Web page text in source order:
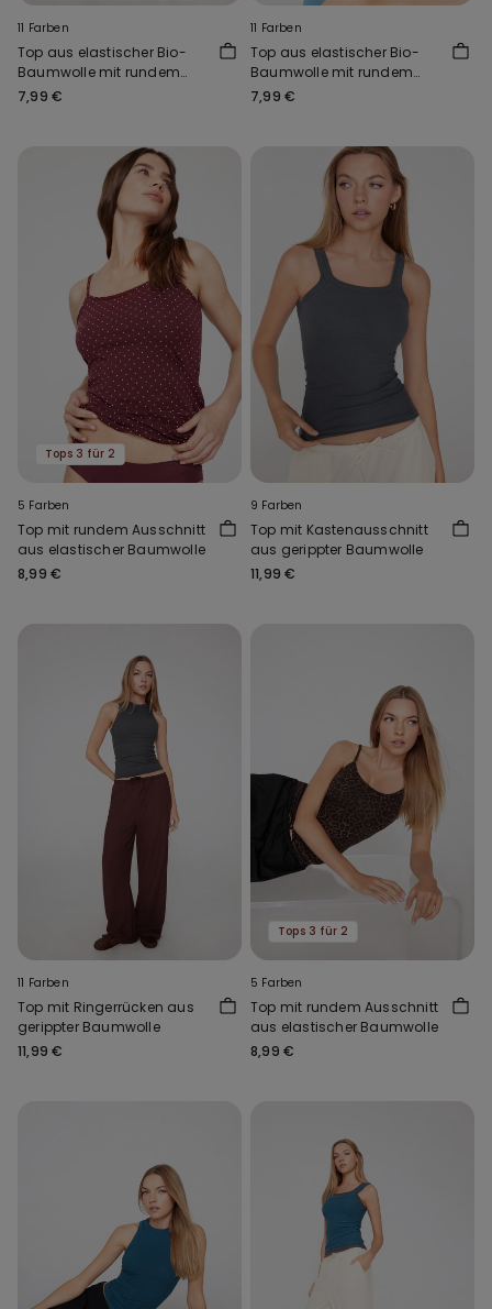
11 Farben
Top aus elastischer Bio-
Baumwolle mit rundem
Ausschnitt
7,99 €
11 Farben
Top aus elastischer Bio-
Baumwolle mit rundem
Ausschnitt
7,99 €
Tops 3 für 2
5 Farben
Top mit rundem Ausschnitt
aus elastischer Baumwolle
8,99 €
9 Farben
Top mit Kastenausschnitt
aus gerippter Baumwolle
11,99 €
11 Farben
Top mit Ringerrücken aus
gerippter Baumwolle
11,99 €
Tops 3 für 2
5 Farben
Top mit rundem Ausschnitt
aus elastischer Baumwolle
8,99 €